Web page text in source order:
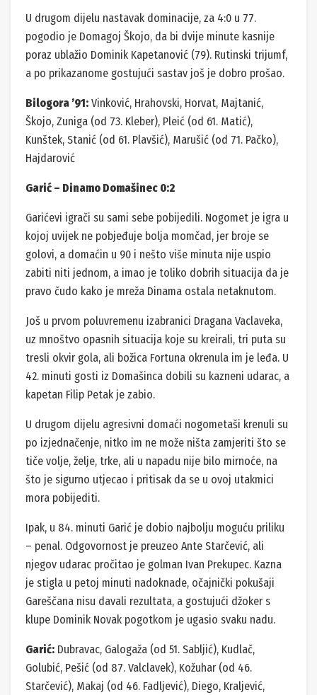
U drugom dijelu nastavak dominacije, za 4:0 u 77.
pogodio je Domagoj Škojo, da bi dvije minute kasnije
poraz ublažio Dominik Kapetanović (79). Rutinski trijumf,
a po prikazanome gostujući sastav još je dobro prošao.
Bilogora ’91: Vinković, Hrahovski, Horvat, Majtanić,
Škojo, Zuniga (od 73. Kleber), Pleić (od 61. Matić),
Kunštek, Stanić (od 61. Plavšić), Marušić (od 71. Pačko),
Hajdarović
Garić – Dinamo Domašinec 0:2
Garićevi igrači su sami sebe pobijedili. Nogomet je igra u
kojoj uvijek ne pobjeđuje bolja momčad, jer broje se
golovi, a domaćin u 90 i nešto više minuta nije uspio
zabiti niti jednom, a imao je toliko dobrih situacija da je
pravo čudo kako je mreža Dinama ostala netaknutom.
Još u prvom poluvremenu izabranici Dragana Vaclaveka,
uz mnoštvo opasnih situacija koje su kreirali, tri puta su
tresli okvir gola, ali božica Fortuna okrenula im je leđa. U
42. minuti gosti iz Domašinca dobili su kazneni udarac, a
kapetan Filip Petak je zabio.
U drugom dijelu agresivni domaći nogometaši krenuli su
po izjednačenje, nitko im ne može ništa zamjeriti što se
tiče volje, želje, trke, ali u napadu nije bilo mirnoće, na
što je sigurno utjecao i pritisak da se u ovoj utakmici
mora pobijediti.
Ipak, u 84. minuti Garić je dobio najbolju moguću priliku
– penal. Odgovornost je preuzeo Ante Starčević, ali
njegov udarac pročitao je golman Ivan Prekupec. Kazna
je stigla u petoj minuti nadoknade, očajnički pokušaji
Gareščana nisu davali rezultata, a gostujući džoker s
klupe Dominik Novak pogotkom je ugasio svaku nadu.
Garić: Dubravac, Galogaža (od 51. Sabljić), Kudlač,
Golubić, Pešić (od 87. Valclavek), Kožuhar (od 46.
Starčević), Makaj (od 46. Fadljević), Diego, Kraljević,